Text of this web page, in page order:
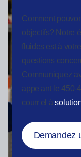
Comment
objectifs? Notre
fluides est à
questions
Communiquez
appelant le 450-
courriel à
Demandez